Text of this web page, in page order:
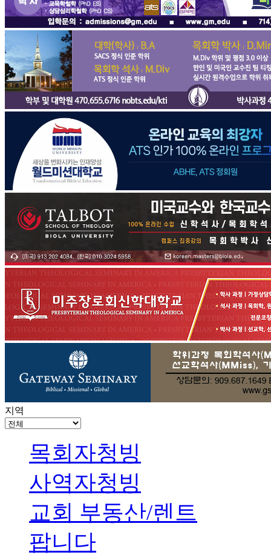
지역
목회자청빙
사역자청빙
교회 부동산/렌트
팝니다